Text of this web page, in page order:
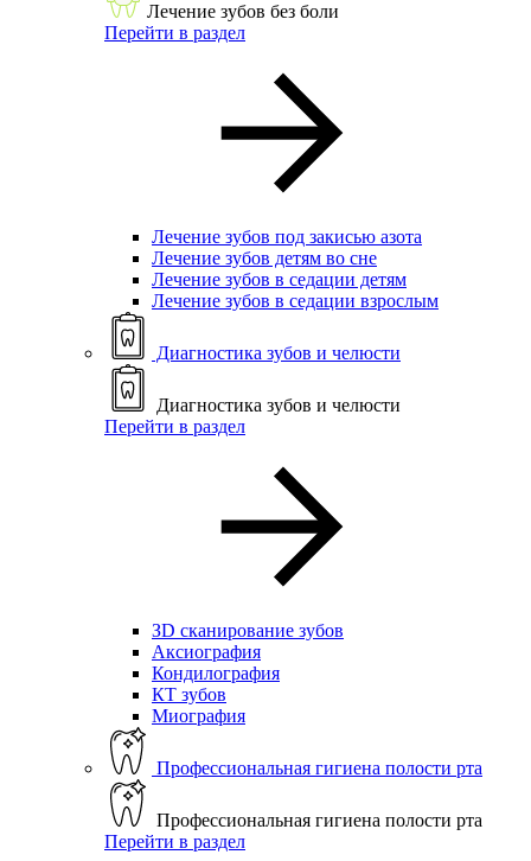
Лечение зубов без боли
Перейти в раздел
Лечение зубов под закисью азота
Лечение зубов детям во сне
Лечение зубов в седации детям
Лечение зубов в седации взрослым
Диагностика зубов и челюсти
Диагностика зубов и челюсти
Перейти в раздел
ЗD сканирование зубов
Аксиография
Кондилография
КТ зубов
Миография
Профессиональная гигиена полости рта
Профессиональная гигиена полости рта
Перейти в раздел